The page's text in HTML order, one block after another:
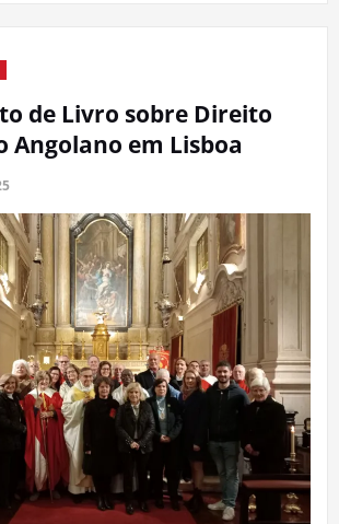
de Livro sobre Direito
Angolano em Lisboa